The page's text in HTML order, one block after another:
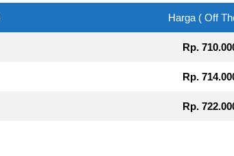
Harga ( Off
Rp.
Rp.
Rp.